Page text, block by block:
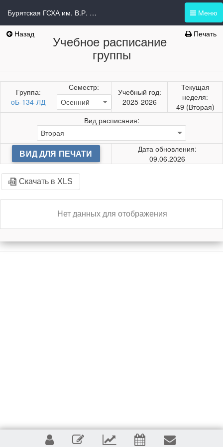
Меню
Бурятская ГСХА им. В.Р. Филиппова
Назад Печать
Учебное расписание
группы
Группа:
oБ-134-ЛД
Семестр:
Учебный год:
2025-2026
Текущая
неделя:
49 (Вторая)
Вид расписания:
ВИД ДЛЯ ПЕЧАТИ
Дата обновления:
09.06.2026
Скачать в XLS
Нет данных для отображения